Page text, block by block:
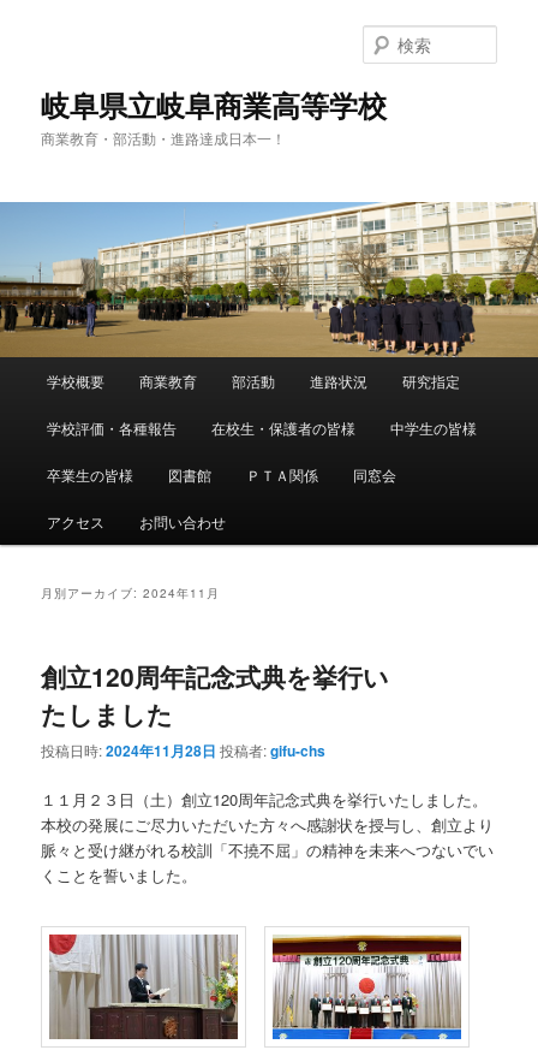
岐阜県立岐阜商業高等学校
商業教育・部活動・進路達成日本一！
索
メ
イ
ン
コ
ン
ン
ツ
へ
移
サ
ブ
コ
ン
テ
ツ
へ
移
動
学校概要 商業教育 部活動 進路状況 研究指定
学校評価・各種報告 在校生・保護者の皆様 中学生の皆様
卒業生の皆様 図書館 ＰＴＡ関係 同窓会
アクセス お問い合わせ
月別アーカイブ:2024年11月
創立120周年記念式典を挙行い
たしました
投稿日時:2024年11月28日 投稿者:gifu-chs
１１月２３日（土）創立120周年記念式典を挙行いたしました。
本校の発展にご尽力いただいた方々へ感謝状を授与し、創立より
脈々と受け継がれる校訓「不撓不屈」の精神を未来へつないでい
くことを誓いました。